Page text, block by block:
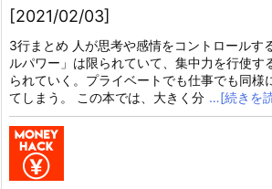
[2021/02/03]
3行まとめ 人が思考や感情をコントロールす
ルパワー」は限られていて、集中力を行使す
られていく。プライベートでも仕事でも同様
てしまう。 この本では、大きく分 …[続きを